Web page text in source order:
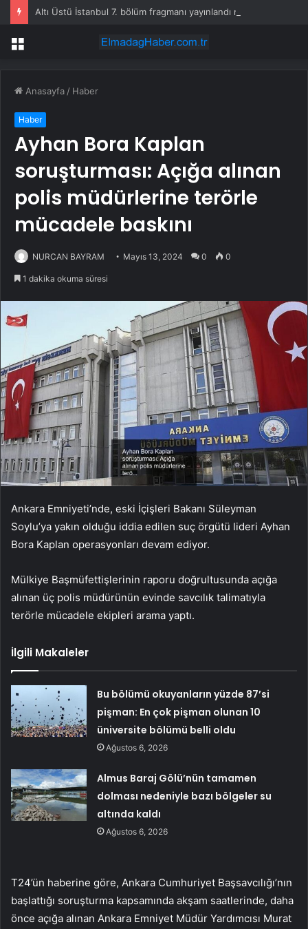
Altı Üstü İstanbul 7. bölüm fragmanı yayınlandı mı?
Menü
Anasayfa / Haber
Haber
Ayhan Bora Kaplan
soruşturması: Açığa alınan
polis müdürlerine terörle
mücadele baskını
NURCAN BAYRAM Mayıs 13, 2024 0 0
1 dakika okuma süresi
Ankara Emniyeti’nde, eski İçişleri Bakanı Süleyman
Soylu’ya yakın olduğu iddia edilen suç örgütü lideri Ayhan
Bora Kaplan operasyonları devam ediyor.
Mülkiye Başmüfettişlerinin raporu doğrultusunda açığa
alınan üç polis müdürünün evinde savcılık talimatıyla
terörle mücadele ekipleri arama yaptı.
İlgili Makaleler
Bu bölümü okuyanların yüzde 87’si
pişman: En çok pişman olunan 10
üniversite bölümü belli oldu
Ağustos 6, 2026
Almus Baraj Gölü’nün tamamen
dolması nedeniyle bazı bölgeler su
altında kaldı
Ağustos 6, 2026
T24’ün haberine göre, Ankara Cumhuriyet Başsavcılığı’nın
başlattığı soruşturma kapsamında akşam saatlerinde, daha
önce açığa alınan Ankara Emniyet Müdür Yardımcısı Murat